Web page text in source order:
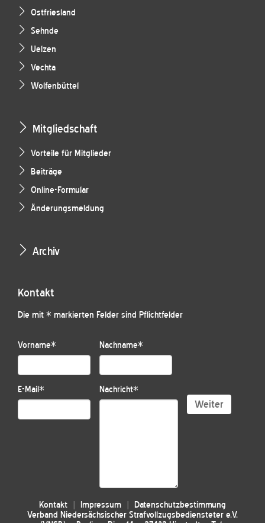
Ostfriesland
Sehnde
Uelzen
Vechta
Wolfenbüttel
Mitgliedschaft
Vorteile für Mitglieder
Beiträge
Online-Formular
Änderungsmeldung
Archiv
Kontakt
Die mit * markierten Felder sind Pflichtfelder
Vorname* Nachname*
E-Mail* Nachricht*
Weiter
Kontakt Impressum
Datenschutzbestimmung
Verband Niedersächsischer Strafvollzugsbediensteter e.V.